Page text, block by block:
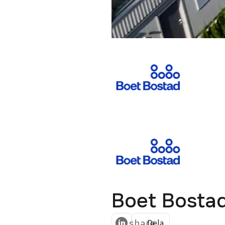
Boet
Dela